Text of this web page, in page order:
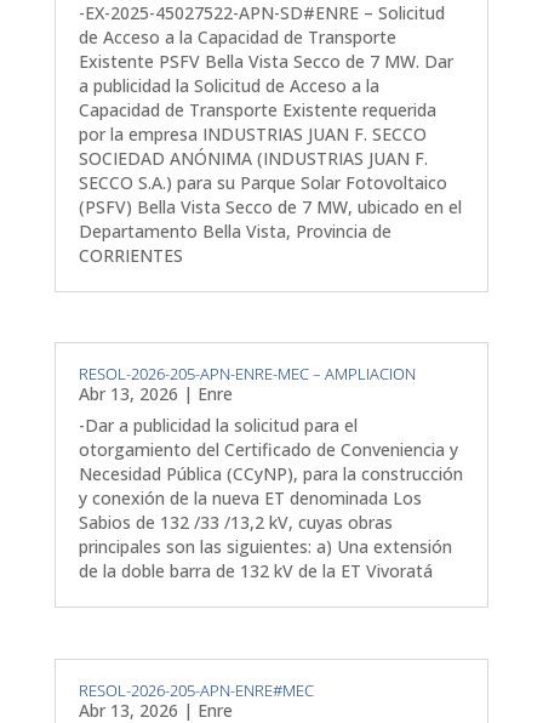
-EX-2025-45027522-APN-SD#ENRE – Solicitud
de Acceso a la Capacidad de Transporte
Existente PSFV Bella Vista Secco de 7 MW. Dar
a publicidad la Solicitud de Acceso a la
Capacidad de Transporte Existente requerida
por la empresa INDUSTRIAS JUAN F. SECCO
SOCIEDAD ANÓNIMA (INDUSTRIAS JUAN F.
SECCO S.A.) para su Parque Solar Fotovoltaico
(PSFV) Bella Vista Secco de 7 MW, ubicado en el
Departamento Bella Vista, Provincia de
CORRIENTES
RESOL-2026-205-APN-ENRE-MEC – AMPLIACION
Abr 13, 2026 | Enre
-Dar a publicidad la solicitud para el
otorgamiento del Certificado de Conveniencia y
Necesidad Pública (CCyNP), para la construcción
y conexión de la nueva ET denominada Los
Sabios de 132 /33 /13,2 kV, cuyas obras
principales son las siguientes: a) Una extensión
de la doble barra de 132 kV de la ET Vivoratá
RESOL-2026-205-APN-ENRE#MEC
Abr 13, 2026 | Enre